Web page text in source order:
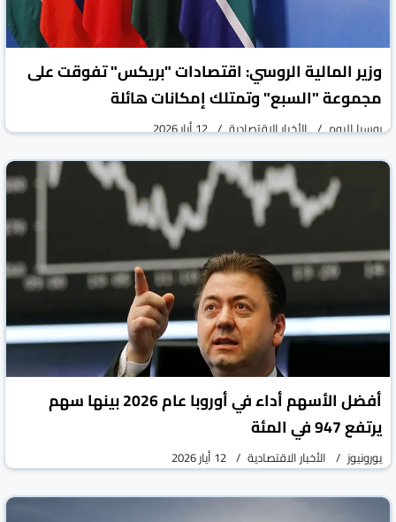
وزير المالية الروسي: اقتصادات "بريكس" تفوقت على
مجموعة "السبع" وتمتلك إمكانات هائلة
روسيا اليوم الأخبار الاقتصادية 12 أيار 2026
أفضل الأسهم أداء في أوروبا عام 2026 بينها سهم
يرتفع 947 في المئة
يورونيوز الأخبار الاقتصادية 12 أيار 2026